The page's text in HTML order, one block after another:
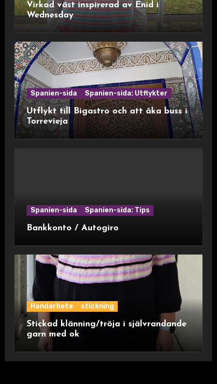
Virkad väst inspirerad av Enid i
Wednesday
Spanien-sida Spanien-sida: Utflykter
Utflykt till Bigastro och att åka buss i
Torrevieja
Spanien-sida Spanien-sida: Tips
Bankkonto / Autogiro
Handarbete stickning
Stickad klänning/tröja i självrandande
garn med ok